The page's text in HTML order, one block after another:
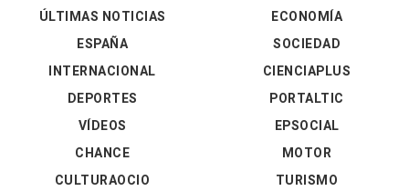
ÚLTIMAS NOTICIAS
ESPAÑA
INTERNACIONAL
DEPORTES
VÍDEOS
ECONOMÍA
SOCIEDAD
CIENCIAPLUS
PORTALTIC
EPSOCIAL
CHANCE
CULTURAOCIO
MOTOR
TURISMO